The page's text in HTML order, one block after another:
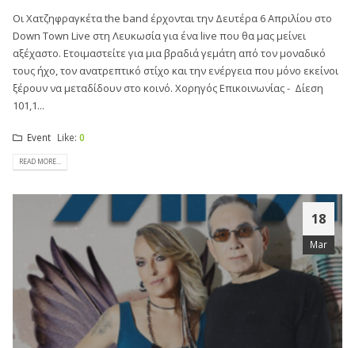
Οι Χατζηφραγκέτα the band έρχονται την Δευτέρα 6 Απριλίου στο
Down Town Live στη Λευκωσία για ένα live που θα μας μείνει
αξέχαστο. Ετοιμαστείτε για μια βραδιά γεμάτη από τον μοναδικό
τους ήχο, τον ανατρεπτικό στίχο και την ενέργεια που μόνο εκείνοι
ξέρουν να μεταδίδουν στο κοινό. Χορηγός Επικοινωνίας - Δίεση
101,1...
Event Like: 0
READ MORE...
18
Mar